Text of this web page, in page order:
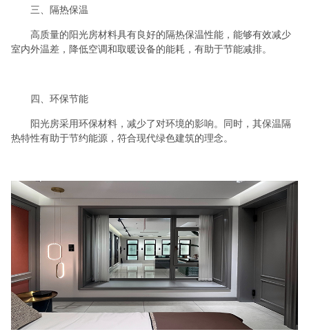
三、隔热保温
高质量的阳光房材料具有良好的隔热保温性能，能够有效减少
室内外温差，降低空调和取暖设备的能耗，有助于节能减排。
四、环保节能
阳光房采用环保材料，减少了对环境的影响。同时，其保温隔
热特性有助于节约能源，符合现代绿色建筑的理念。